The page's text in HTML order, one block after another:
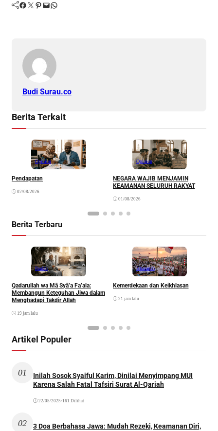
Facebook Twitter Pinterest Mail WhatsApp
Budi Surau.co
Berita Terkait
Opinion
Pendapatan
02/08/2026
Opinion
NEGARA WAJIB MENJAMIN
KEAMANAN SELURUH RAKYAT
01/08/2026
Berita Terbaru
Ibadah
Qadarullah wa Mā Syā’a Fa’ala:
Membangun Keteguhan Jiwa dalam
Menghadapi Takdir Allah
19 jam lalu
Khazanah
Kemerdekaan dan Keikhlasan
21 jam lalu
Artikel Populer
01
Inilah Sosok Syaiful Karim, Dinilai Menyimpang MUI
Karena Salah Fatal Tafsiri Surat Al-Qariah
22/05/2025 •161 Dilihat
02
3 Doa Berbahasa Jawa: Mudah Rezeki, Keamanan Diri,